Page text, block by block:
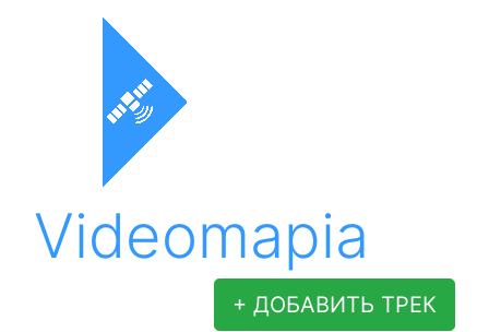
Videomapia
+ ДОБАВИТЬ ТРЕК